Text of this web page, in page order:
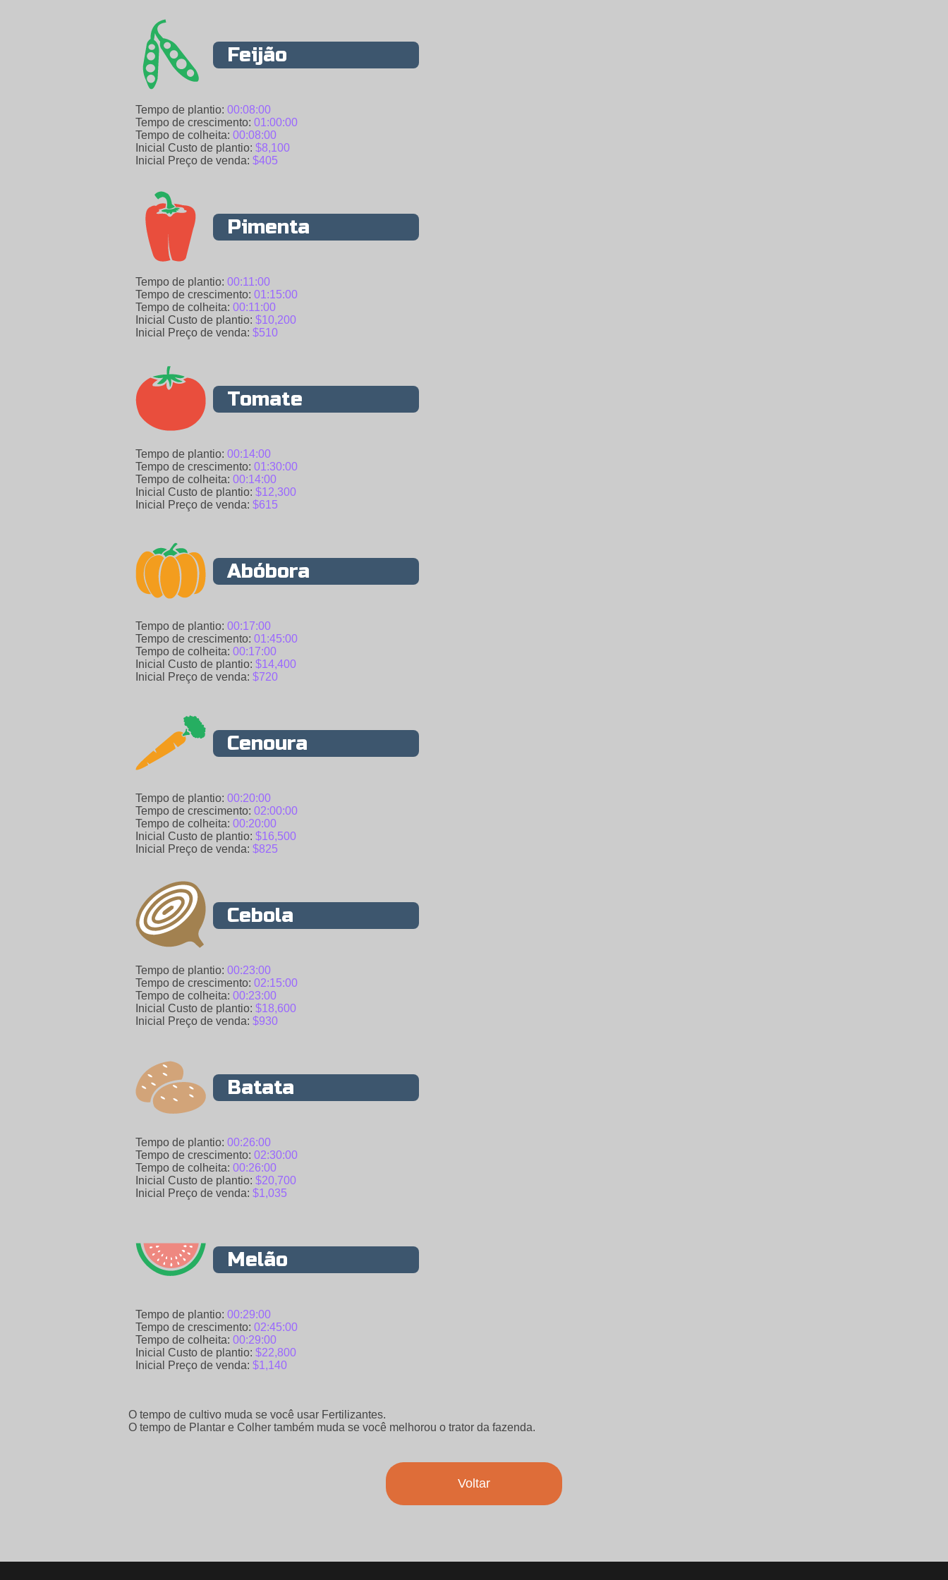
Feijão
Tempo de plantio: 00:08:00
Tempo de crescimento: 01:00:00
Tempo de colheita: 00:08:00
Inicial Custo de plantio: $8,100
Inicial Preço de venda: $405
Pimenta
Tempo de plantio: 00:11:00
Tempo de crescimento: 01:15:00
Tempo de colheita: 00:11:00
Inicial Custo de plantio: $10,200
Inicial Preço de venda: $510
Tomate
Tempo de plantio: 00:14:00
Tempo de crescimento: 01:30:00
Tempo de colheita: 00:14:00
Inicial Custo de plantio: $12,300
Inicial Preço de venda: $615
Abóbora
Tempo de plantio: 00:17:00
Tempo de crescimento: 01:45:00
Tempo de colheita: 00:17:00
Inicial Custo de plantio: $14,400
Inicial Preço de venda: $720
Cenoura
Tempo de plantio: 00:20:00
Tempo de crescimento: 02:00:00
Tempo de colheita: 00:20:00
Inicial Custo de plantio: $16,500
Inicial Preço de venda: $825
Cebola
Tempo de plantio: 00:23:00
Tempo de crescimento: 02:15:00
Tempo de colheita: 00:23:00
Inicial Custo de plantio: $18,600
Inicial Preço de venda: $930
Batata
Tempo de plantio: 00:26:00
Tempo de crescimento: 02:30:00
Tempo de colheita: 00:26:00
Inicial Custo de plantio: $20,700
Inicial Preço de venda: $1,035
Melão
Tempo de plantio: 00:29:00
Tempo de crescimento: 02:45:00
Tempo de colheita: 00:29:00
Inicial Custo de plantio: $22,800
Inicial Preço de venda: $1,140
O tempo de cultivo muda se você usar Fertilizantes.
O tempo de Plantar e Colher também muda se você melhorou o trator da fazenda.
Voltar